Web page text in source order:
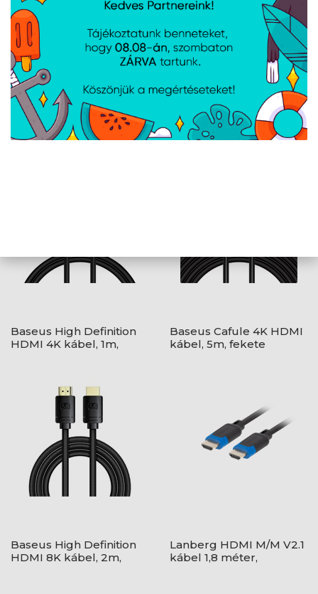
HDR támogatás Igen
A weboldalon esetlegesen előforduló elektronikus feltöltési,
technikai hibákért felelősséget nem vállalunk.
AJÁNLATUNKBÓL
Baseus High Definition
HDMI 4K kábel, 1m,
Baseus Cafule 4K HDMI
kábel, 5m, fekete
Baseus High Definition
HDMI 8K kábel, 2m,
Lanberg HDMI M/M V2.1
kábel 1,8 méter,